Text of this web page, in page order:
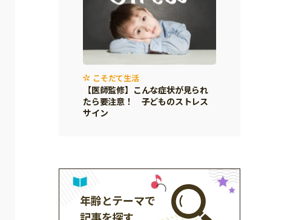
こそだて生活
【医師監修】こんな症状が見られ
たら要注意！ 子どものストレス
サイン
年齢とテーマで